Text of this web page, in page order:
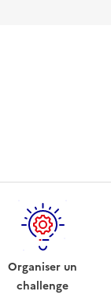
Organiser un
challenge